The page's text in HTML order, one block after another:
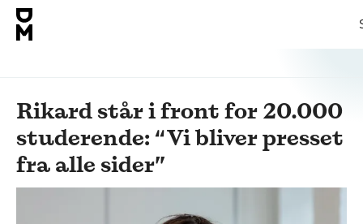
Rikard står i front for 20.000
studerende: “Vi bliver presset
fra alle sider”